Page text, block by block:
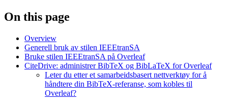
On this page
Overview
Generell bruk av stilen IEEEtranSA
Bruke stilen IEEEtranSA på Overleaf
CiteDrive: administrer BibTeX og BibLaTeX for Overleaf
Leter du etter et samarbeidsbasert nettverktøy for å
håndtere din BibTeX-referanse, som kobles til
Overleaf?